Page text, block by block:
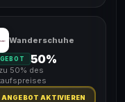
Wanderschuhe
50%
50% des
ANGEBOT AKTIVIEREN